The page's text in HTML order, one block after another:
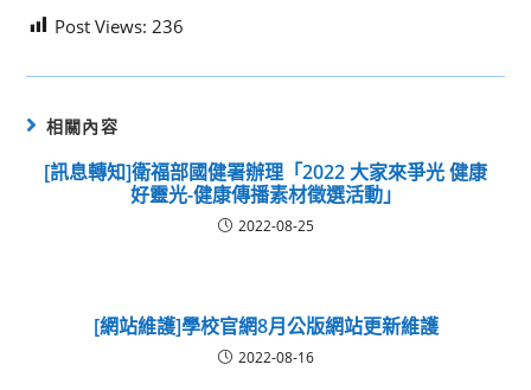
Post Views: 236
相關內容
[訊息轉知]衛福部國健署辦理「2022 大家來爭光 健康
好靈光-健康傳播素材徵選活動」
2022-08-25
[網站維護]學校官網8月公版網站更新維護
2022-08-16